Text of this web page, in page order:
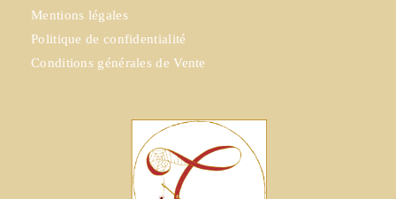
Mentions légales
Politique de confidentialité
Conditions générales de Vente